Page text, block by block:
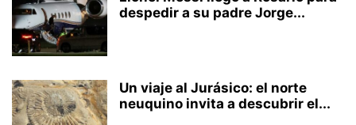
despedir a su padre Jorge...
Un viaje al Jurásico: el norte
neuquino invita a descubrir el...